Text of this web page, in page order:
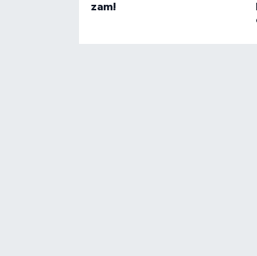
zam!